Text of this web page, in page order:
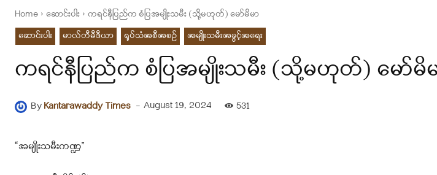
Home ဆောင်းပါး
ကရင်နီပြည်က စံပြအမျိုးသမီး (သို့မဟုတ်) မော်မိမာ
ဆောင်းပါး
မာလ်တီမီဒီယာ ရုပ်သံအစီအစဉ် အမျိုးသမီးအခွင့်အရေး
ကရင်နီပြည်က စံပြအမျိုးသမီး (သို့မဟုတ်) မော်မိ
ByKantarawaddy Times - August 19, 2024 531
“အမျိုးသမီးကဏ္ဍ”